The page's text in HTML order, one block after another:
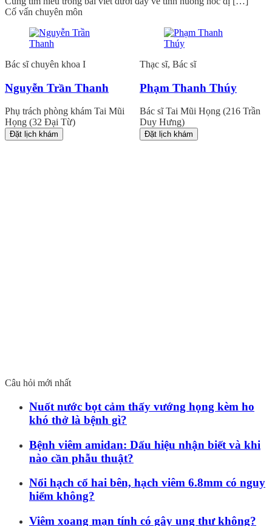
Cố vấn chuyên môn
Bác sĩ chuyên khoa I
Nguyễn Trần Thanh
Phụ trách phòng khám Tai Mũi
Họng (32 Đại Từ)
Đặt lịch khám
Thạc sĩ, Bác sĩ
Phạm Thanh Thúy
Bác sĩ Tai Mũi Họng (216 Trần
Duy Hưng)
Đặt lịch khám
Câu hỏi mới nhất
Nuốt nước bọt cảm thấy vướng họng kèm ho
khó thở là bệnh gì?
Bệnh viêm amidan: Dấu hiệu nhận biết và khi
nào cần phẫu thuật?
Nổi hạch cổ hai bên, hạch viêm 6.8mm có nguy
hiểm không?
Viêm xoang mạn tính có gây ung thư không?